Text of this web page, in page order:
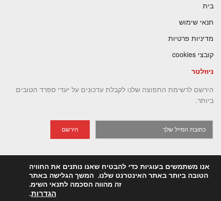
בית
תנאי שימוש
מדיניות פרטיות
קובצי cookies
ניוזלטר
הירשם לרשימת התפוצה שלנו לקבלת עדכונים על יעדי ספרד הטובים
ביותר.
הירשם
All rights reserved. Web development
אנו משתמשים בעוגיות כדי להבטיח שאנו נותנים את החוויה
הטובה ביותר באתר האינטרנט שלנו. המשך הגלישה באתר
זה מהווה הסכמה לתנאי השימ.
הגדרות.